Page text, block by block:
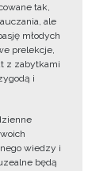
tak,
ale
młodych
prelekcje,
z zabytkami
i
wiedzy i
będą